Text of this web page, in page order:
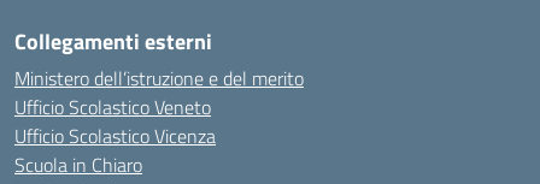
Collegamenti esterni
Ministero dell’istruzione e del merito
Ufficio Scolastico Veneto
Ufficio Scolastico Vicenza
Scuola in Chiaro